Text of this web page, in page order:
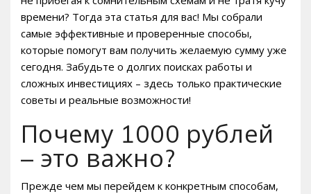
времени? Тогда эта статья для вас! Мы собрали
самые эффективные и проверенные способы,
которые помогут вам получить желаемую сумму уже
сегодня. Забудьте о долгих поисках работы и
сложных инвестициях – здесь только практические
советы и реальные возможности!
Почему 1000 рублей
– это важно?
Прежде чем мы перейдем к конкретным способам,